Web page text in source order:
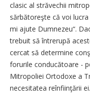
clasic al străvechii
sărbătoreşte că voi
mi ajute Dum­nezeu“.
trebuit să între­ru­pă
cer­cat să determine
forurile con­ducă­toa­re -
Mi­tropoliei Or­to­do­xe a
necesitatea reînfiinţării ei.